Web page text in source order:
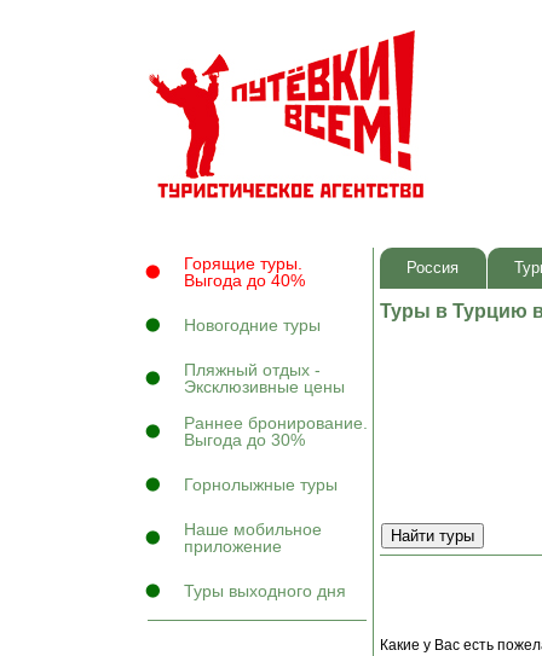
Горящие туры.
Выгода до 40%
Новогодние туры
Пляжный отдых -
Эксклюзивные цены
Раннее бронирование.
Выгода до 30%
Горнолыжные туры
Наше мобильное
приложение
Туры выходного дня
Россия
Туры в Турцию
Какие у Вас есть